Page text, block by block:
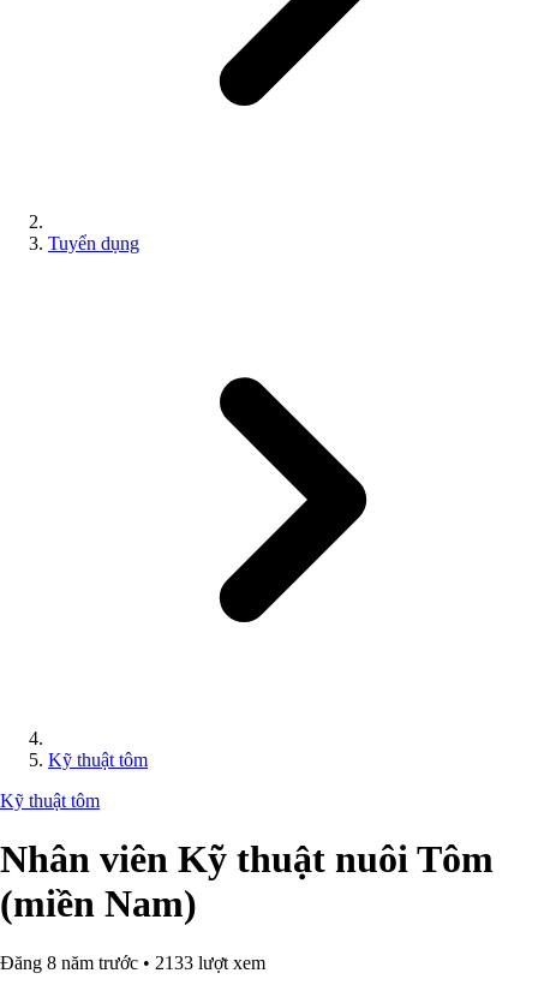
Tuyển dụng
Kỹ thuật tôm
Kỹ thuật tôm
Nhân viên Kỹ thuật nuôi Tôm
(miền Nam)
Đăng 8 năm trước • 2133 lượt xem